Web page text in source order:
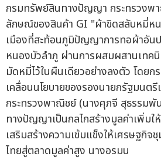
กรมทรัพย์สินทางปัญญา กระทรวงพ
ลักษณ์ของสินค้า GI "ผ้าขิดสลับหมี่ห
เมืองที่สะท้อนภูมิปัญญาการทอผ้าอัน
หนองบัวลำภู ผ่านการผสมผสานเทค
มัดหมี่ไว้ในผืนเดียวอย่างลงตัว โดย
เคลื่อนนโยบายของรองนายกรัฐมนต
กระทรวงพาณิชย์ (นางศุภจี สุธรรมพั
ทางปัญญาเป็นกลไกสร้างมูลค่าเพิ่ม
เสริมสร้างความเข้มแข็งให้เศรษฐกิ
ไทยสู่ตลาดมูลค่าสูง นางอรมน